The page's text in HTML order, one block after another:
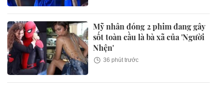
Mỹ nhân đóng 2 phim đang gây
sốt toàn cầu là bà xã của 'Người
Nhện'
36 phút trước